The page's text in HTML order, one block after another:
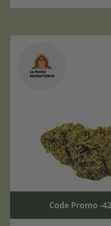
Code Promo -